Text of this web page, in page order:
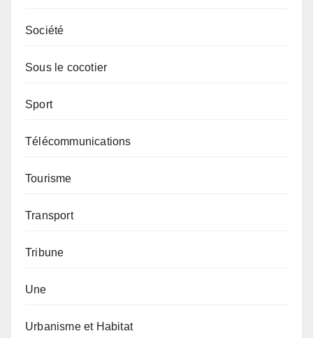
Société
Sous le cocotier
Sport
Télécommunications
Tourisme
Transport
Tribune
Une
Urbanisme et Habitat